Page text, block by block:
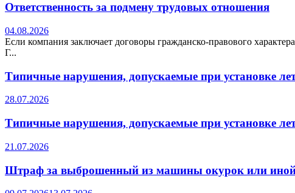
Ответственность за подмену трудовых отношения
04.08.2026
Если компания заключает договоры гражданско-правового
Г...
Типичные нарушения, допускаемые при установке
28.07.2026
Типичные нарушения, допускаемые при установке
21.07.2026
Штраф за выброшенный из машины окурок или